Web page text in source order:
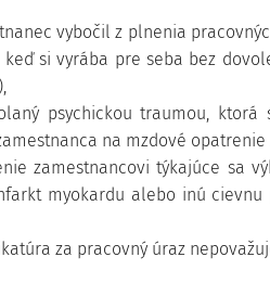
vybočil z plnenia
si vyrába pre seba bez
psychickou traumou,
na mzdové opatrenie
zamestnancovi týkajúce sa
myokardu alebo inú cievnu
za pracovný úraz